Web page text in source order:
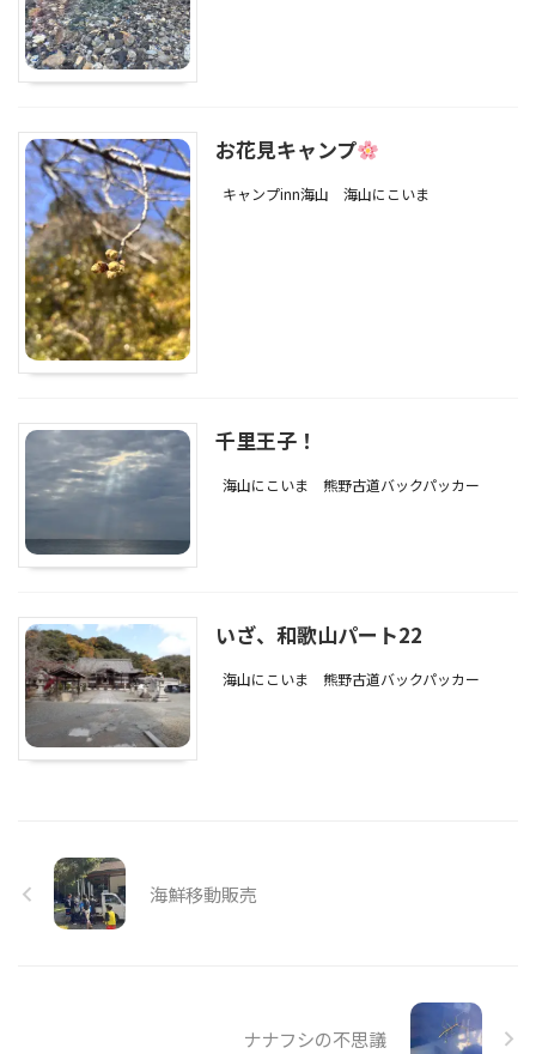
お花見キャンプ
キャンプinn海山 海山にこいま
千里王子！
海山にこいま 熊野古道バックパッカー
いざ、和歌山パート22
海山にこいま 熊野古道バックパッカー
海鮮移動販売
ナナフシの不思議